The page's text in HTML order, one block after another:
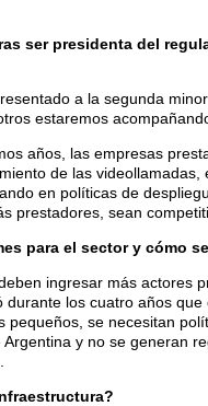
ser presidenta del
a la segunda
estaremos
años, las empresas
de las
en políticas de
prestadores, sean
para el sector y cómo
ingresar más
los cuatro años
se necesitan
y no se